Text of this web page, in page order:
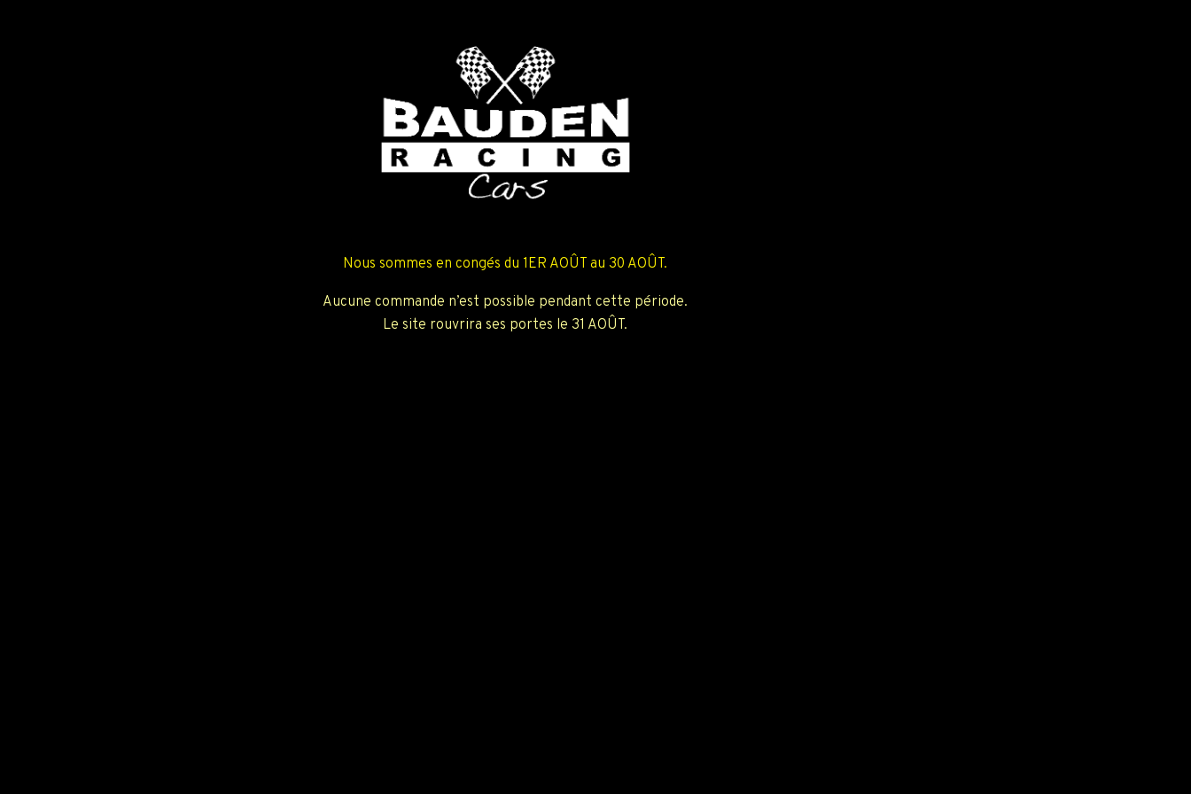
Nous sommes en congés du 1ER AOÛT au 30 AOÛT.
Aucune commande n’est possible pendant cette période.
Le site rouvrira ses portes le 31 AOÛT.